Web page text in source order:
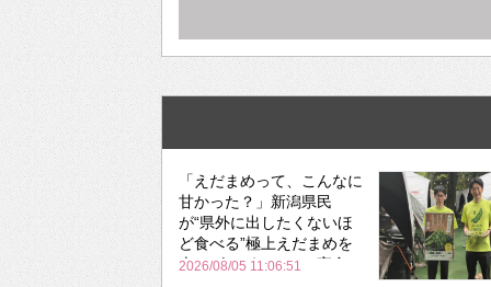
「えだまめって、こんなに
甘かった？」新潟県民
が“県外に出したくないほ
ど食べる”極上えだまめを
森のビアガーデンで実食
2026/08/05 11:06:51